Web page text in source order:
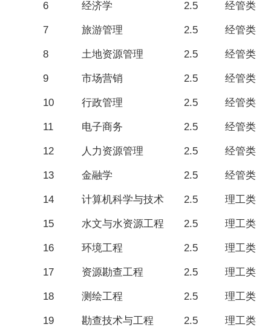
6 经济学 2.5 经管类
7 旅游管理 2.5 经管类
8 土地资源管理 2.5 经管类
9 市场营销 2.5 经管类
10 行政管理 2.5 经管类
11 电子商务 2.5 经管类
12 人力资源管理 2.5 经管类
13 金融学 2.5 经管类
14 计算机科学与技术 2.5 理工类
15 水文与水资源工程 2.5 理工类
16 环境工程 2.5 理工类
17 资源勘查工程 2.5 理工类
18 测绘工程 2.5 理工类
19 勘查技术与工程 2.5 理工类